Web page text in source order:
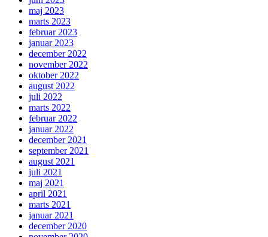
maj 2023
marts 2023
februar 2023
januar 2023
december 2022
november 2022
oktober 2022
august 2022
juli 2022
marts 2022
februar 2022
januar 2022
december 2021
september 2021
august 2021
juli 2021
maj 2021
april 2021
marts 2021
januar 2021
december 2020